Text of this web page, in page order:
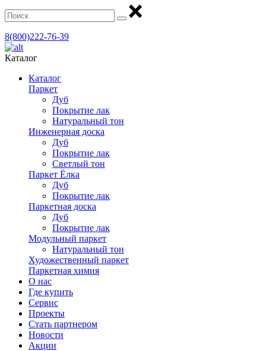
8(800)222-76-39
Каталог
Каталог
Паркет
Дуб
Покрытие лак
Натуральный тон
Инженерная доска
Дуб
Покрытие лак
Светлый тон
Паркет Ёлка
Дуб
Покрытие лак
Паркетная доска
Дуб
Покрытие лак
Модульный паркет
Натуральный тон
Художественный паркет
Паркетная химия
О нас
Где купить
Сервис
Проекты
Стать партнером
Новости
Акции